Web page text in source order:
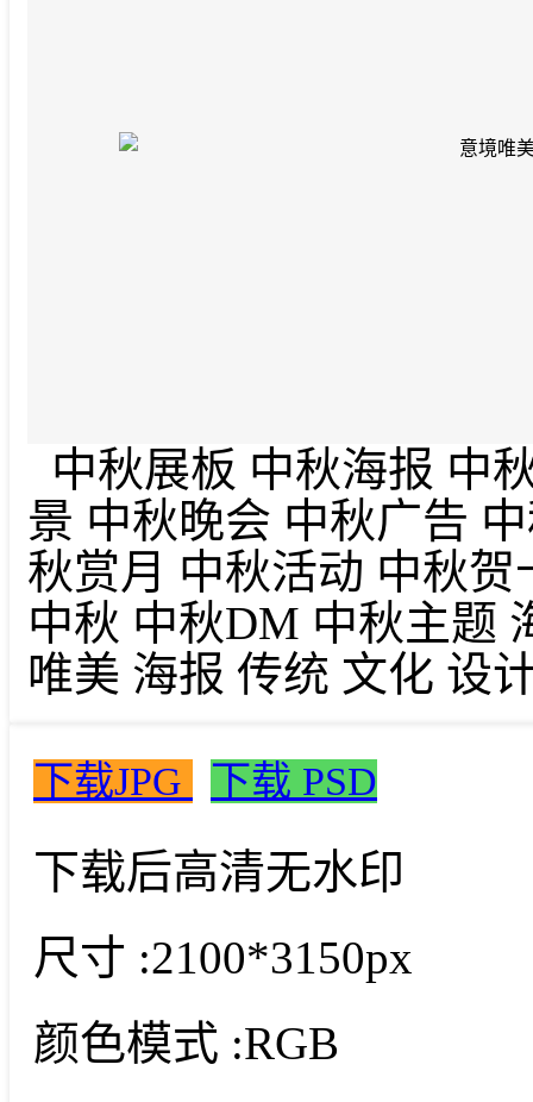
中秋展板 中秋海报 中
景 中秋晚会 中秋广告
秋赏月 中秋活动 中秋
中秋 中秋DM 中秋主题
唯美 海报 传统 文化 设
下载JPG 下载 PSD
下载后高清无水印
尺寸 :2100*3150px
颜色模式 :RGB